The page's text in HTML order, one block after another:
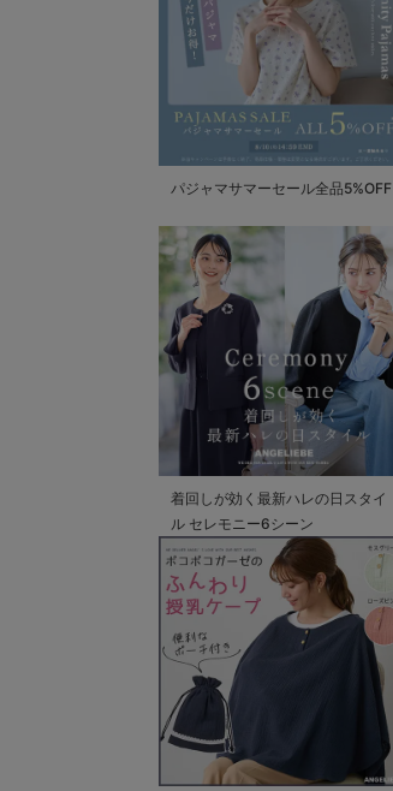
パジャマサマーセール全品5%OFF
着回しが効く最新ハレの日スタイ
ル セレモニー6シーン